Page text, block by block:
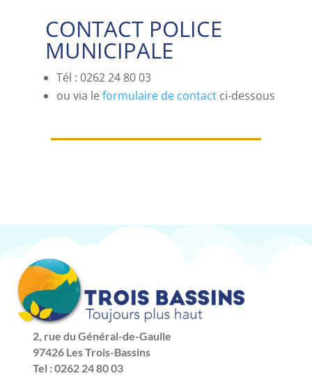
CONTACT POLICE
MUNICIPALE
Tél : 0262 24 80 03
ou via leformulaire de contactci-dessous
2, rue du Général-de-Gaulle
97426 Les Trois-Bassins
Tel : 0262 24 80 03